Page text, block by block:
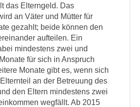
das Elterngeld. Das
an Väter und Mütter für
gezahlt; beide können den
aufteilen. Ein
mindestens zwei und
für sich in Anspruch
Monate gibt es, wenn sich
an der Betreuung des
den Eltern mindestens zwei
wegfällt. Ab 2015